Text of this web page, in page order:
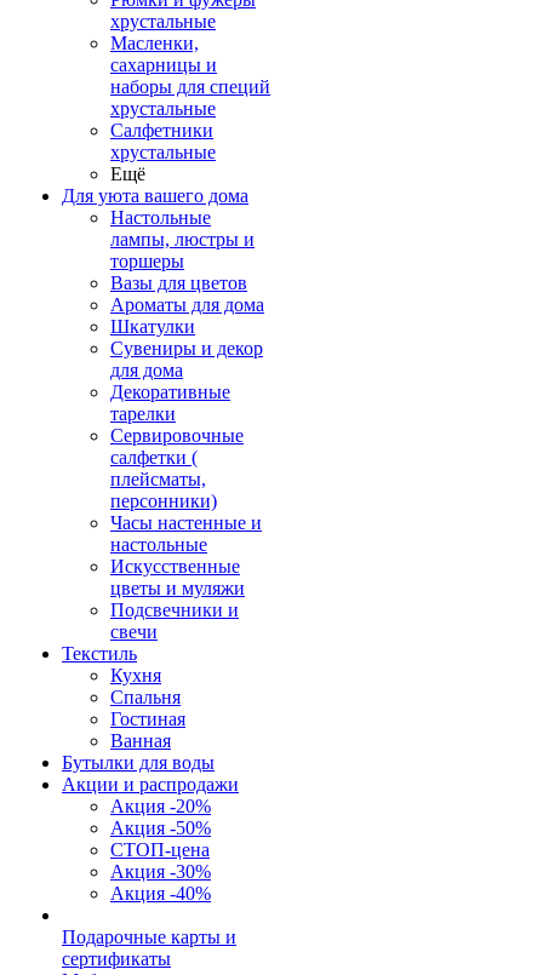
хрустальные
Масленки,
сахарницы и
наборы для специй
хрустальные
Салфетники
хрустальные
Ещё
Для уюта вашего дома
Настольные
лампы, люстры и
торшеры
Вазы для цветов
Ароматы для дома
Шкатулки
Сувениры и декор
для дома
Декоративные
тарелки
Сервировочные
салфетки (
плейсматы,
персонники)
Часы настенные и
настольные
Искусственные
цветы и муляжи
Подсвечники и
свечи
Текстиль
Кухня
Спальня
Гостиная
Ванная
Бутылки для воды
Акции и распродажи
Акция -20%
Акция -50%
СТОП-цена
Акция -30%
Акция -40%
Подарочные карты и
сертификаты